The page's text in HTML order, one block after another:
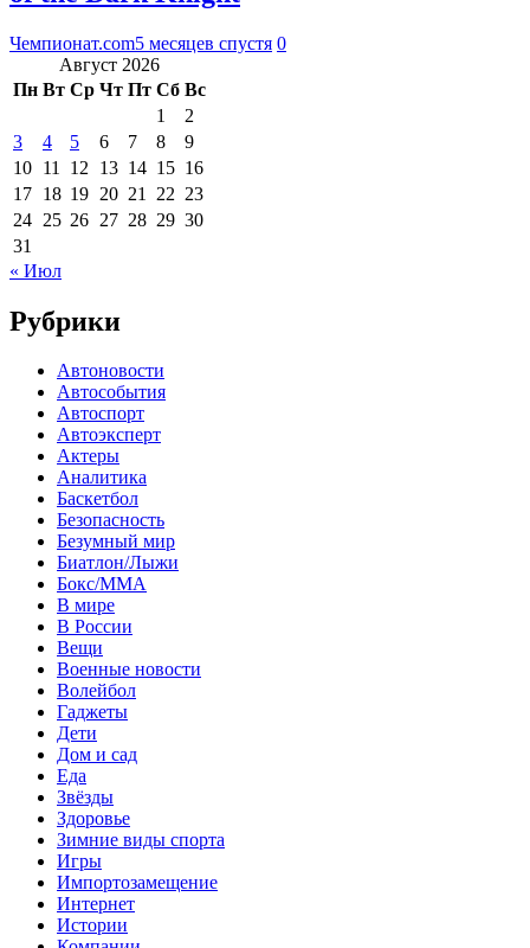
Чемпионат.com5 месяцев спустя 0
Август 2026
Пн Вт Ср Чт Пт Сб Вс
1
2
3
4 5 6 7 8
9
10 11 12 13 14 15 16
17 18 19 20 21 22 23
24 25 26 27 28 29 30
31
« Июл
Рубрики
Автоновости
Автособытия
Автоспорт
Автоэксперт
Актеры
Аналитика
Баскетбол
Безопасность
Безумный мир
Биатлон/Лыжи
Бокс/MMA
В мире
В России
Вещи
Военные новости
Волейбол
Гаджеты
Дети
Дом и сад
Еда
Звёзды
Здоровье
Зимние виды спорта
Игры
Импортозамещение
Интернет
Истории